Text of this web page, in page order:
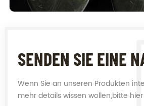
SENDEN SIE EINE
Wenn Sie an unseren Produkten
mehr details wissen wollen,bitte